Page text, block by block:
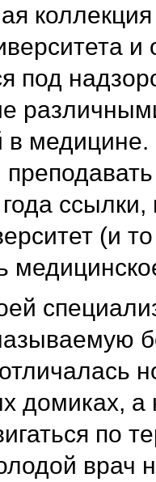
под
в
(и
домиках, а
по
врач